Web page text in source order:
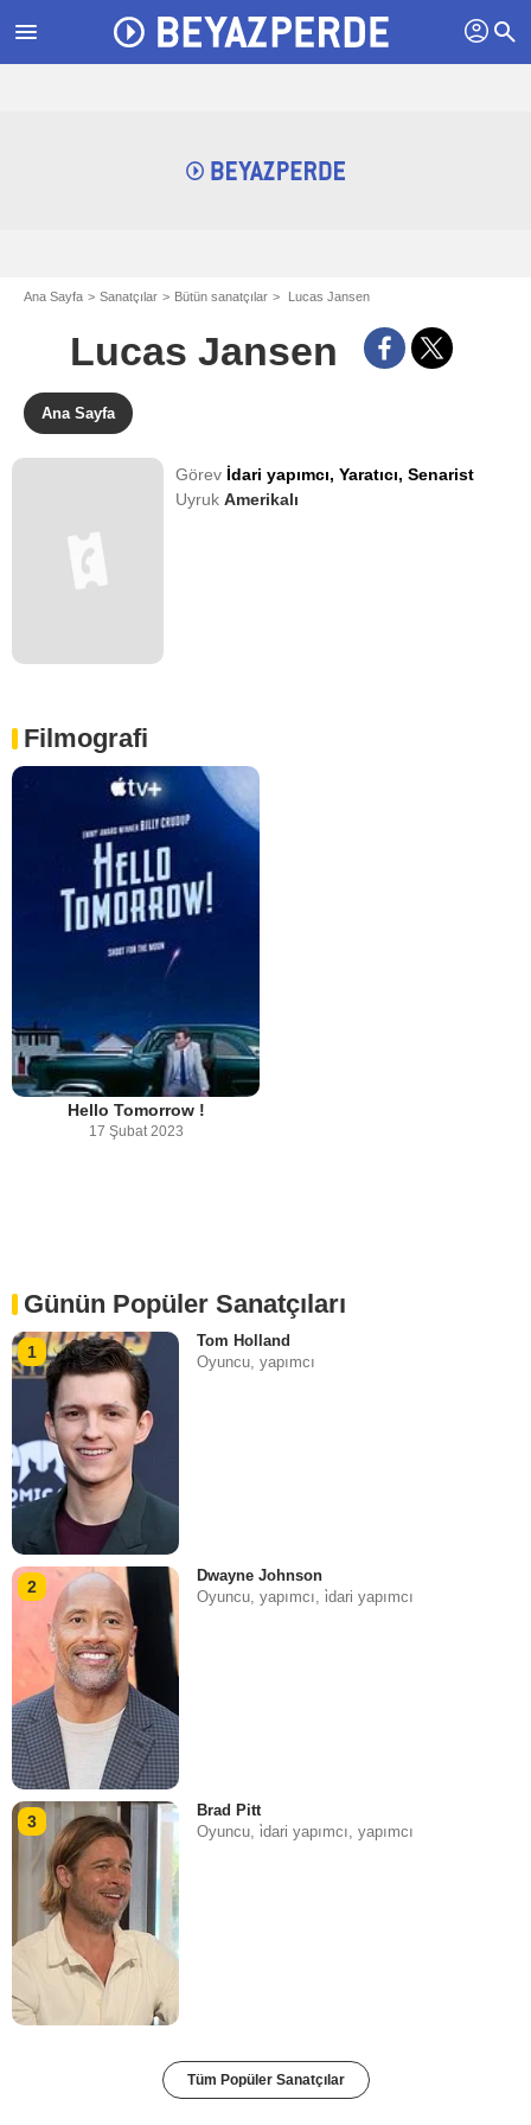
menu profil search
Ana Sayfa Sanatçılar Bütün sanatçılar Lucas Jansen
Lucas Jansen
Ana Sayfa
Görev İdari yapımcı,Yaratıcı,Senarist
UyrukAmerikalı
Filmografi
Hello Tomorrow !
17 Şubat 2023
Günün Popüler Sanatçıları
1
Tom Holland
Oyuncu, yapımcı
2
Dwayne Johnson
Oyuncu, yapımcı, i̇dari yapımcı
3
Brad Pitt
Oyuncu, i̇dari yapımcı, yapımcı
Tüm Popüler Sanatçılar